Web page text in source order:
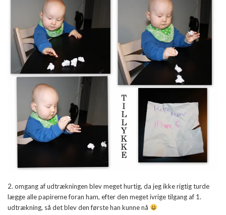
2. omgang af udtrækningen blev meget hurtig, da jeg ikke rigtig turde
lægge alle papirerne foran ham, efter den meget ivrige tilgang af 1.
udtrækning, så det blev den første han kunne nå